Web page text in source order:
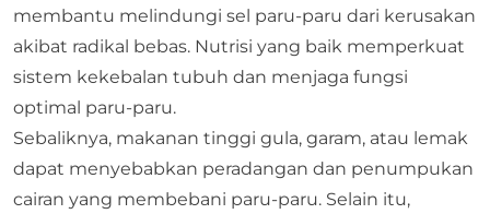
membantu melindungi sel paru-paru dari kerusakan
akibat radikal bebas. Nutrisi yang baik memperkuat
sistem kekebalan tubuh dan menjaga fungsi
optimal paru-paru.
Sebaliknya, makanan tinggi gula, garam, atau lemak
dapat menyebabkan peradangan dan penumpukan
cairan yang membebani paru-paru. Selain itu,